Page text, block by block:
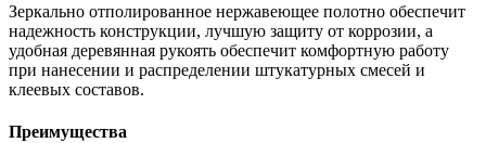
Зеркально отполированное нержавеющее полотно обеспечит
надежность конструкции, лучшую защиту от коррозии, а
удобная деревянная рукоять обеспечит комфортную работу
при нанесении и распределении штукатурных смесей и
клеевых составов.
Преимущества